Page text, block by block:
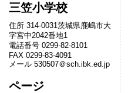
三笠小学校
住所 314-0031茨城県鹿嶋市大
字宮中2042番地1
電話番号 0299-82-8101
FAX 0299-83-4091
メール 530507＠sch.ibk.ed.jp
ページ